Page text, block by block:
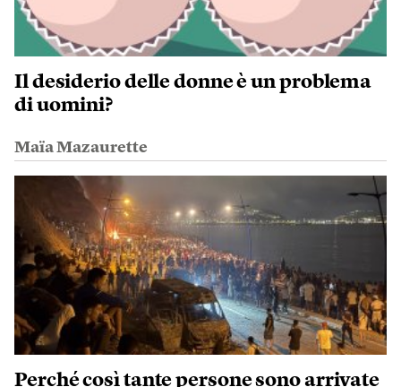
Il desiderio delle donne è un problema
di uomini?
Maïa Mazaurette
Perché così tante persone sono arrivate